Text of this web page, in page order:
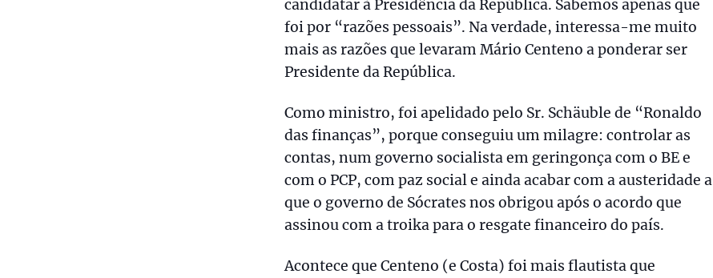
candidatar à Presidência da República. Sabemos apenas que
foi por “razões pessoais”. Na verdade, interessa-me muito
mais as razões que levaram Mário Centeno a ponderar ser
Presidente da República.
Como ministro, foi apelidado pelo Sr. Schäuble de “Ronaldo
das finanças”, porque conseguiu um milagre: controlar as
contas, num governo socialista em geringonça com o BE e
com o PCP, com paz social e ainda acabar com a austeridade a
que o governo de Sócrates nos obrigou após o acordo que
assinou com a troika para o resgate financeiro do país.
Acontece que Centeno (e Costa) foi mais flautista que